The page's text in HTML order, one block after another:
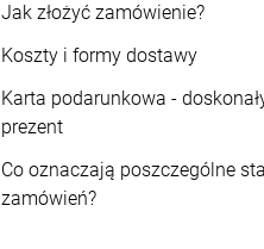
Jak złożyć zamówienie?
Koszty i formy dostawy
Karta podarunkowa -
prezent
Co oznaczają poszczególne
zamówień?